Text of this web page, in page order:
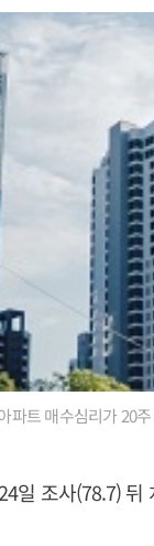
파트 매수심리가 20
일 조사(78.7)